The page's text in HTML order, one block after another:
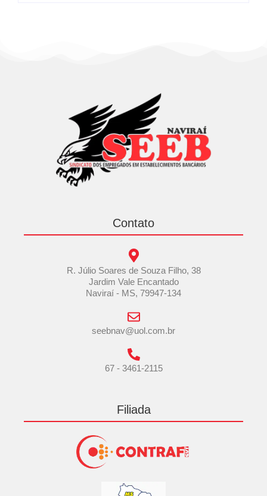
Contato
R. Júlio Soares de Souza Filho, 38
Jardim Vale Encantado
Naviraí - MS, 79947-134
seebnav@uol.com.br
67 - 3461-2115
Filiada